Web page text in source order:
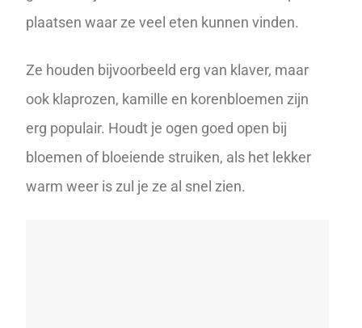
plaatsen waar ze veel eten kunnen vinden.
Ze houden bijvoorbeeld erg van klaver, maar
ook klaprozen, kamille en korenbloemen zijn
erg populair. Houdt je ogen goed open bij
bloemen of bloeiende struiken, als het lekker
warm weer is zul je ze al snel zien.